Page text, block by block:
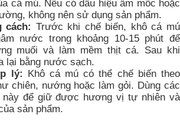
cá mú. Nếu có dấu hiệu ẩm mốc hoặc
không nên sử dụng sản phẩm.
cách: Trước khi chế biến, khô cá mú
nước trong khoảng 10-15 phút để
muối và làm mềm thịt cá. Sau khi
lại bằng nước sạch.
lý: Khô cá mú có thể chế biến theo
chiên, nướng hoặc làm gỏi. Dùng các
này để giữ được hương vị tự nhiên và
sản phẩm.